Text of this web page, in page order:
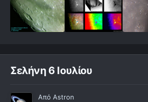
Σελήνη 6 Ιουλίου
Από Astron